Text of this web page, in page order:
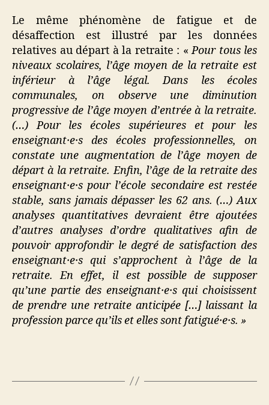
Le même phénomène de fatigue et de
désaffection est illustré par les données
relatives au départ à la retraite : «Pour tous les
niveaux scolaires, l’âge moyen de la retraite est
inférieur à l’âge légal. Dans les écoles
communales, on observe une diminution
progressive de l’âge moyen d’entrée à la retraite.
(…) Pour les écoles supérieures et pour les
enseignant·e·s des écoles professionnelles, on
constate une augmentation de l’âge moyen de
départ à la retraite. Enfin, l’âge de la retraite des
enseignant·e·s pour l’école secondaire est restée
stable, sans jamais dépasser les 62 ans. (…) Aux
analyses quantitatives devraient être ajoutées
d’autres analyses d’ordre qualitatives afin de
pouvoir approfondir le degré de satisfaction des
enseignant·e·s qui s’approchent à l’âge de la
retraite. En effet, il est possible de supposer
qu’une partie des enseignant·e·s qui choisissent
de prendre une retraite anticipée […] laissant la
profession parce qu’ils et elles sont fatigué·e·s. »